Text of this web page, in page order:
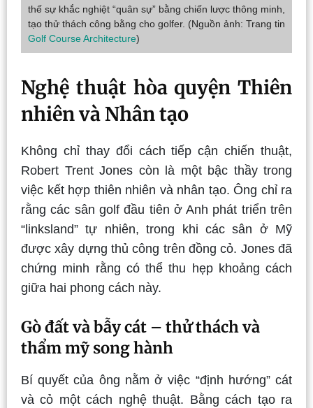
thế sự khắc nghiệt “quân sự” bằng chiến lược thông minh,
tạo thử thách công bằng cho golfer. (Nguồn ảnh: Trang tin
Golf Course Architecture)
Nghệ thuật hòa quyện Thiên
nhiên và Nhân tạo
Không chỉ thay đổi cách tiếp cận chiến thuật,
Robert Trent Jones còn là một bậc thầy trong
việc kết hợp thiên nhiên và nhân tạo. Ông chỉ ra
rằng các sân golf đầu tiên ở Anh phát triển trên
“linksland” tự nhiên, trong khi các sân ở Mỹ
được xây dựng thủ công trên đồng cỏ. Jones đã
chứng minh rằng có thể thu hẹp khoảng cách
giữa hai phong cách này.
Gò đất và bẫy cát – thử thách và
thẩm mỹ song hành
Bí quyết của ông nằm ở việc “định hướng” cát
và cỏ một cách nghệ thuật. Bằng cách tạo ra